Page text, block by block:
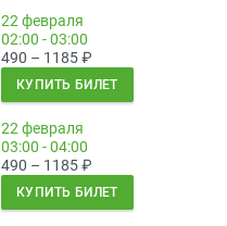
22 февраля
02:00 - 03:00
490 – 1185₽
КУПИТЬ БИЛЕТ
22 февраля
03:00 - 04:00
490 – 1185₽
КУПИТЬ БИЛЕТ